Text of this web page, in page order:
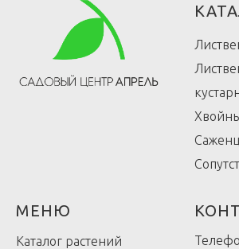
МЕНЮ
Каталог растений